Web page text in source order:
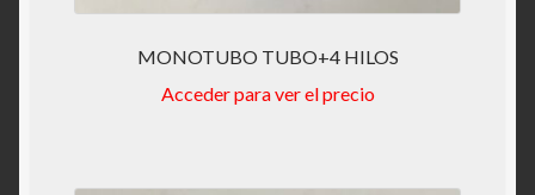
MONOTUBO TUBO+4 HILOS
Acceder para ver el precio